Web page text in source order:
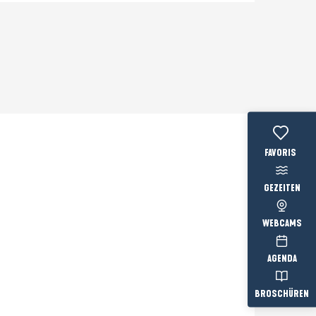
Voir les
GEZEITEN
WEBCAMS
AGENDA
BROSCHÜREN